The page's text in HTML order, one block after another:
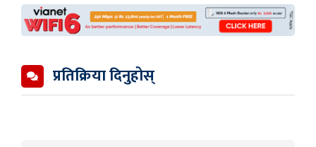
प्रतिक्रिया दिनुहोस्